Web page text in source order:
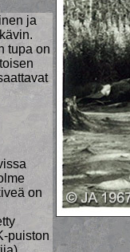
ja
tupa on
on
puiston